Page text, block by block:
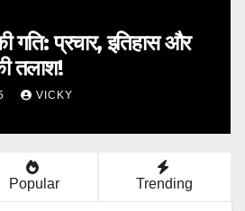
गति: प्रचार, इतिहास और
तलाश!
VICKY
Popular Trending